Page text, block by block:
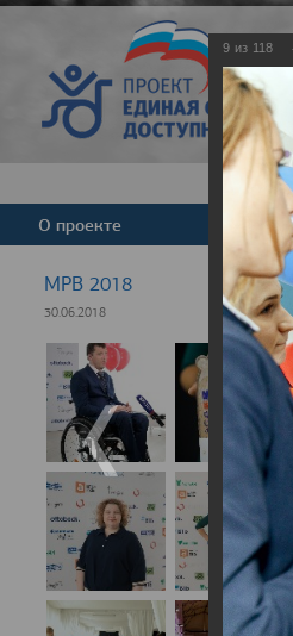
О проекте Команда
МРВ 2018
30.06.2018
9 из 118